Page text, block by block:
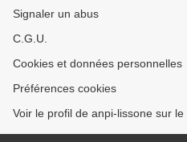
Signaler un abus
C.G.U.
Cookies et données personnelles
Préférences cookies
Voir le profil de anpi-lissone sur